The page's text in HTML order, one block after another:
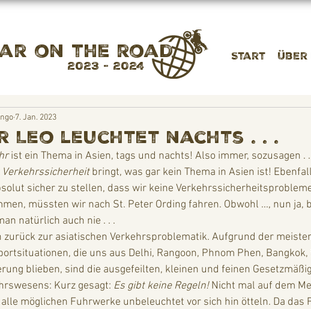
Start Über
on the road
2023 - 2024
Leo leuchtet nachts . . .
7. Jan. 2023
ist ein Thema in Asien, tags und nachts! Also immer, sozusagen .
Verkehrssicherheit bringt, was gar kein Thema in Asien ist!
sicher zu stellen, dass wir keine
müssten wir nach St. Peter Ording fahren. Obwohl ..., nun ja,
natürlich auch nie . . .
die uns aus Delhi, Rangoon, Phnom Phen,
blieben, sind die ausgefeilten, kleinen und feinen
Kurz gesagt: Es gibt keine Regeln! Nicht mal auf dem
möglichen Fuhrwerke unbeleuchtet vor sich hin ötteln. Da das